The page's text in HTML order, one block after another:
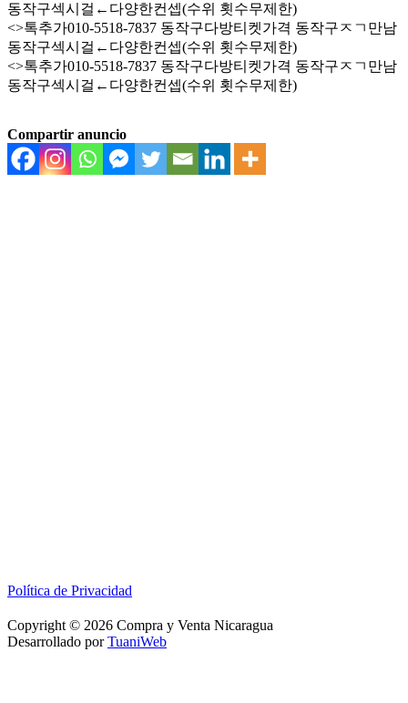
동작구섹시걸←다양한컨셉(수위 횟수무제한)
<>톡추가010-5518-7837 동작구다방티켓가격 동작구ㅈㄱ만남
동작구섹시걸←다양한컨셉(수위 횟수무제한)
<>톡추가010-5518-7837 동작구다방티켓가격 동작구ㅈㄱ만남
동작구섹시걸←다양한컨셉(수위 횟수무제한)
Compartir anuncio
Política de Privacidad
Copyright © 2026 Compra y Venta Nicaragua
Desarrollado porTuaniWeb